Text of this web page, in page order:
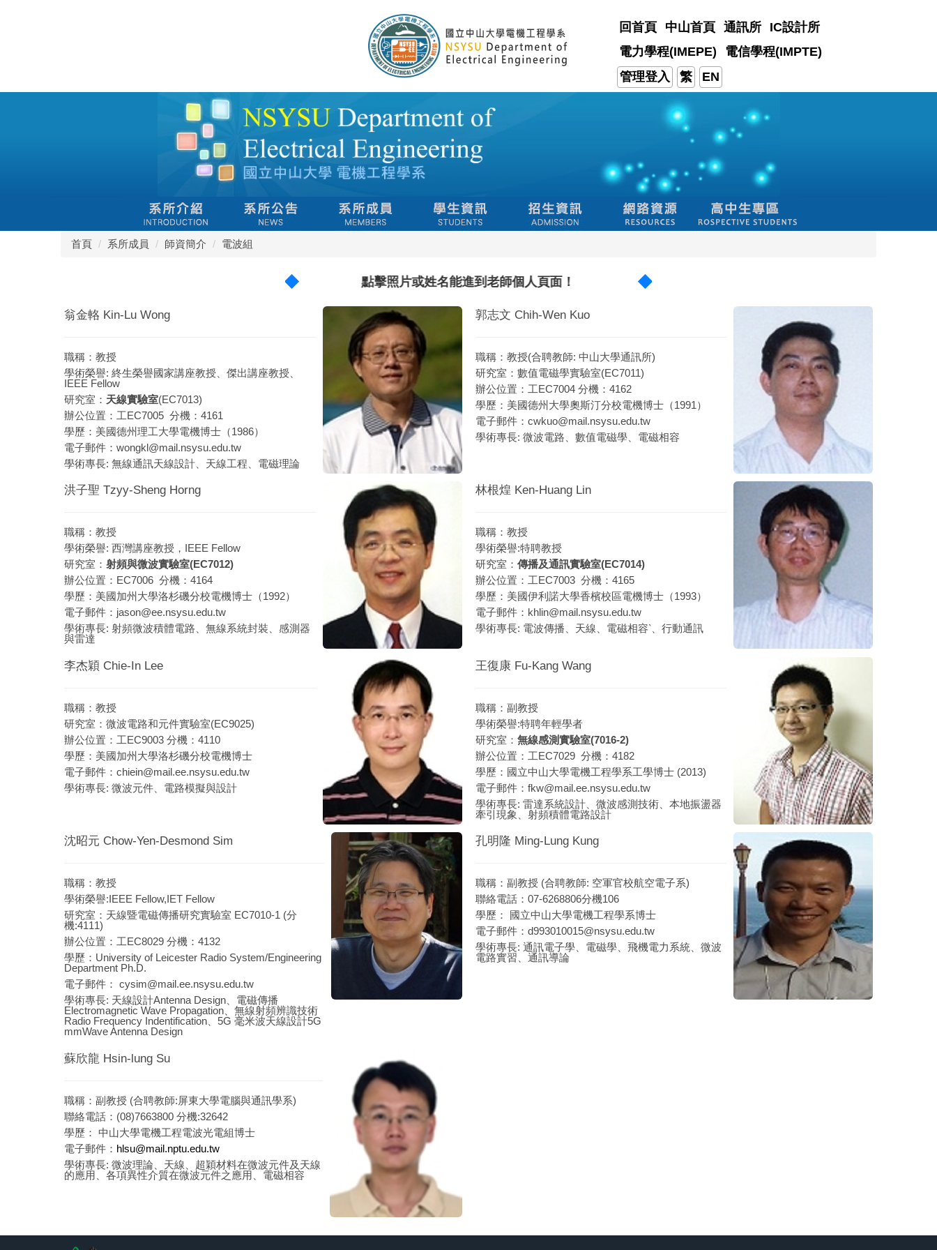
回首頁 中山首頁 通訊所
IC設計所
電力學程(IMEPE)
電信學程(IMPTE)
管理登入
繁 EN
首頁 系所成員 師資簡介 電波組
點擊照片或姓名能進到老師個人頁面！
翁金輅 Kin-Lu Wong
職稱：教授
學術榮譽: 終生榮譽國家講座教授、傑出講座教授、
IEEE Fellow
研究室： 天線實驗室(EC7013)
辦公位置：工EC7005 分機：4161
學歷：美國德州理工大學電機博士（1986）
電子郵件： wongkl@mail.nsysu.edu.tw
學術專長: 無線通訊天線設計、天線工程、電磁理論
郭志文 Chih-Wen Kuo
職稱：教授(合聘教師: 中山大學通訊所)
研究室：數值電磁學實驗室(EC7011)
辦公位置：工EC7004 分機：4162
學歷：美國德州大學奧斯汀分校電機博士（1991）
電子郵件： cwkuo@mail.nsysu.edu.tw
學術專長: 微波電路、數值電磁學、電磁相容
洪子聖 Tzyy-Sheng Horng
職稱：教授
學術榮譽: 西灣講座教授，IEEE Fellow
研究室： 射頻與微波實驗室(EC7012)
辦公位置：EC7006 分機：4164
學歷：美國加州大學洛杉磯分校電機博士（1992）
電子郵件： jason@ee.nsysu.edu.tw
學術專長: 射頻微波積體電路、無線系統封裝、感測器
與雷達
林根煌 Ken-Huang Lin
職稱：教授
學術榮譽:特聘教授
研究室： 傳播及通訊實驗室(EC7014)
辦公位置：工EC7003 分機：4165
學歷：美國伊利諾大學香檳校區電機博士（1993）
電子郵件： khlin@mail.nsysu.edu.tw
學術專長: 電波傳播、天線、電磁相容‵、行動通訊
李杰穎 Chie-In Lee
職稱：教授
研究室：微波電路和元件實驗室(EC9025)
辦公位置：工EC9003 分機：4110
學歷：美國加州大學洛杉磯分校電機博士
電子郵件： chiein@mail.ee.nsysu.edu.tw
學術專長: 微波元件、電路模擬與設計
王復康 Fu-Kang Wang
職稱：副教授
學術榮譽:特聘年輕學者
研究室： 無線感測實驗室(7016-2)
辦公位置：工EC7029 分機：4182
學歷：國立中山大學電機工程學系工學博士 (2013)
電子郵件：fkw@mail.ee.nsysu.edu.tw
學術專長: 雷達系統設計、微波感測技術、本地振盪器
牽引現象、射頻積體電路設計
沈昭元 Chow-Yen-Desmond Sim
職稱：教授
學術榮譽:IEEE Fellow,IET Fellow
研究室：天線暨電磁傳播研究實驗室 EC7010-1 (分
機:4111)
辦公位置：工EC8029 分機：4132
學歷：University of Leicester Radio System/Engineering
Department Ph.D.
電子郵件： cysim@mail.ee.nsysu.edu.tw
學術專長: 天線設計Antenna Design、電磁傳播
Electromagnetic Wave Propagation、無線射頻辨識技術
Radio Frequency Indentification、5G 毫米波天線設計5G
mmWave Antenna Design
孔明隆 Ming-Lung Kung
職稱：副教授 (合聘教師: 空軍官校航空電子系)
聯絡電話：07-6268806分機106
學歷： 國立中山大學電機工程學系博士
電子郵件：d993010015@nsysu.edu.tw
學術專長: 通訊電子學、電磁學、飛機電力系統、微波
電路實習、通訊導論
蘇欣龍 Hsin-lung Su
職稱：副教授 (合聘教師:屏東大學電腦與通訊學系)
聯絡電話：(08)7663800 分機:32642
學歷： 中山大學電機工程電波光電組博士
電子郵件： hlsu@mail.nptu.edu.tw
學術專長: 微波理論、天線、超穎材料在微波元件及天線
的應用、各項異性介質在微波元件之應用、電磁相容